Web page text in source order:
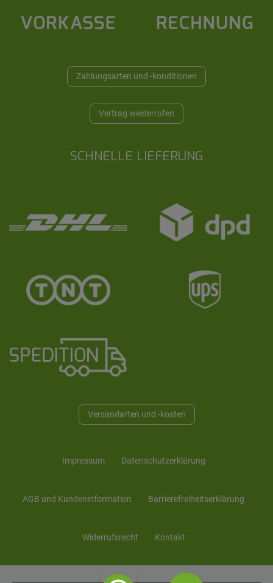
Zahlungsarten und -konditionen
Vertrag wiederrufen
SCHNELLE LIEFERUNG
Versandarten und -kosten
Impressum Daten­schutz­erklärung
AGB und Kunden­information Barrierefreiheitserklärung
Widerrufs­recht Kontakt